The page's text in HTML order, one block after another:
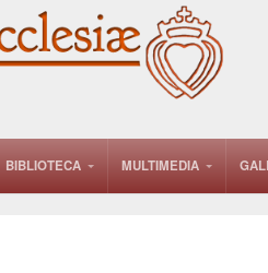
BIBLIOTECA MULTIMEDIA